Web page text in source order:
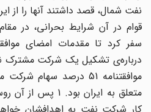
نفت شمال، قصد داشتند آنها را از
قوام در آن شرایط بحرانی، در
سفر کرد تا مقدمات امضای
درباره‌ی تشکیل یک شرکت مشترک
متعلق به ایران بود.